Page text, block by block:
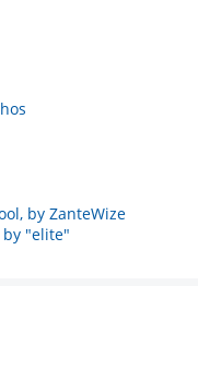
by ZanteWize
"elite"